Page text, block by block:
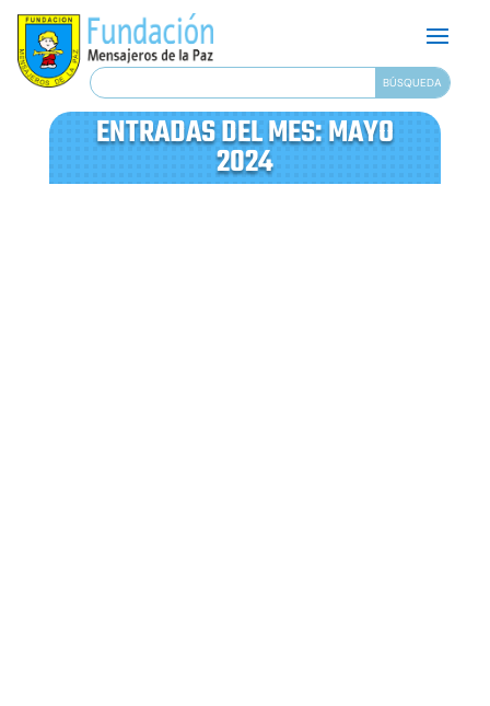
ENTRADAS DEL MES:MAYO
2024